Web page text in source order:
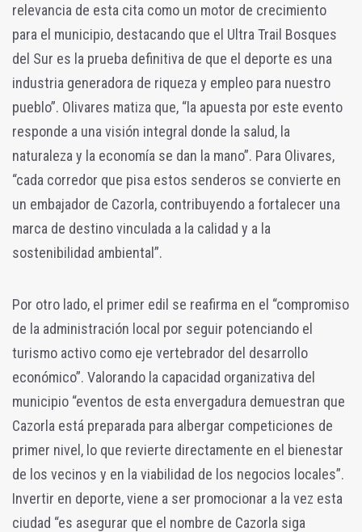
relevancia de esta cita como un motor de crecimiento
para el municipio, destacando que el Ultra Trail Bosques
del Sur es la prueba definitiva de que el deporte es una
industria generadora de riqueza y empleo para nuestro
pueblo”. Olivares matiza que, “la apuesta por este evento
responde a una visión integral donde la salud, la
naturaleza y la economía se dan la mano”. Para Olivares,
“cada corredor que pisa estos senderos se convierte en
un embajador de Cazorla, contribuyendo a fortalecer una
marca de destino vinculada a la calidad y a la
sostenibilidad ambiental”.
Por otro lado, el primer edil se reafirma en el “compromiso
de la administración local por seguir potenciando el
turismo activo como eje vertebrador del desarrollo
económico”. Valorando la capacidad organizativa del
municipio “eventos de esta envergadura demuestran que
Cazorla está preparada para albergar competiciones de
primer nivel, lo que revierte directamente en el bienestar
de los vecinos y en la viabilidad de los negocios locales”.
Invertir en deporte, viene a ser promocionar a la vez esta
ciudad “es asegurar que el nombre de Cazorla siga